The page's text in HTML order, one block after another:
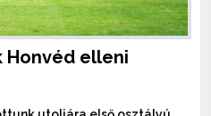
Honvéd elleni